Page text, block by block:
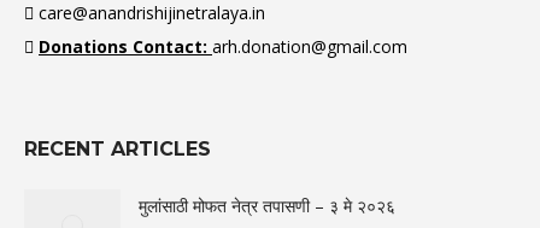
care@anandrishijinetralaya.in
Donations Contact: arh.donation@gmail.com
RECENT ARTICLES
मुलांसाठी मोफत नेत्र तपासणी – ३ मे २०२६